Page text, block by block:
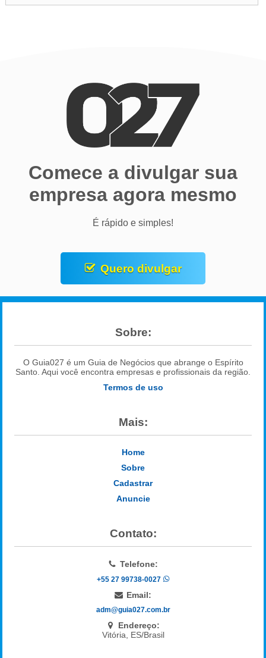
Comece a divulgar sua
empresa agora mesmo
É rápido e simples!
Quero divulgar
Sobre:
O Guia027 é um Guia de Negócios que abrange o Espírito
Santo. Aqui você encontra empresas e profissionais da região.
Termos de uso
Mais:
Home
Sobre
Cadastrar
Anuncie
Contato:
Telefone:
+55 27 99738-0027
Email:
adm@guia027.com.br
Endereço:
Vitória, ES/Brasil